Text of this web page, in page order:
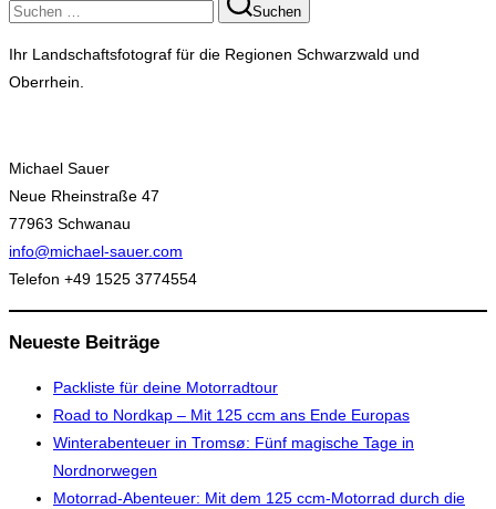
nach:
Suchen
Ihr Landschaftsfotograf für die Regionen Schwarzwald und
Oberrhein.
Michael Sauer
Neue Rheinstraße 47
77963 Schwanau
info@michael-sauer.com
Telefon +49 1525 3774554
Neueste Beiträge
Packliste für deine Motorradtour
Road to Nordkap – Mit 125 ccm ans Ende Europas
Winterabenteuer in Tromsø: Fünf magische Tage in
Nordnorwegen
Motorrad-Abenteuer: Mit dem 125 ccm-Motorrad durch die